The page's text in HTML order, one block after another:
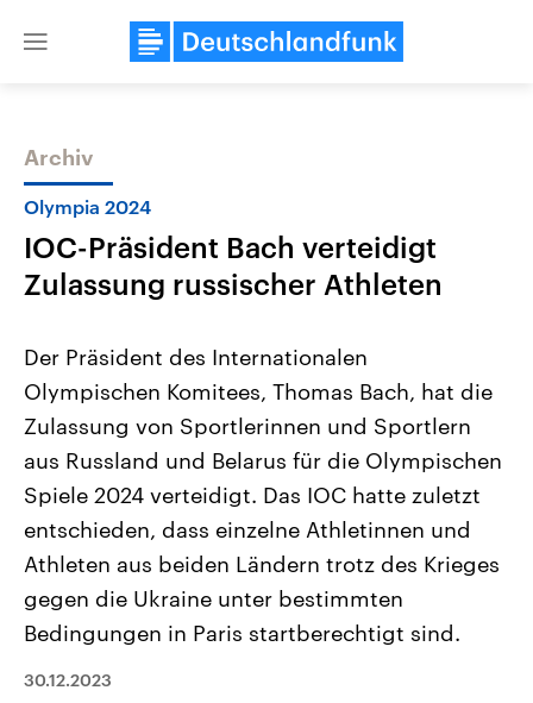
Close
Themen
USA
Aktuelle Beiträge, Analysen und
Hintergründe
Wirtschaftlich und militärisch
gehören die Vereinigten Staaten zu
den mächtigsten Ländern der Erde,
mit großem Einfluss auf das
Nahostkonflikt
Aktuelle Lage und
Der Überfall der
Terrororganisation Hamas
Oktober 2023 auf Israel
Region wieder die Gewalt
Israel möchte die Hamas
Libanon vom Iran
Sendungen Programm Podcasts
Archiv
Olympia 2024
IOC-Präsident Bach verteidigt
Zulassung russischer Athleten
Der Präsident des Internationalen
Olympischen Komitees, Thomas Bach, hat die
Zulassung von Sportlerinnen und Sportlern
aus Russland und Belarus für die Olympischen
Spiele 2024 verteidigt. Das IOC hatte zuletzt
entschieden, dass einzelne Athletinnen und
Athleten aus beiden Ländern trotz des Krieges
gegen die Ukraine unter bestimmten
Bedingungen in Paris startberechtigt sind.
30.12.2023